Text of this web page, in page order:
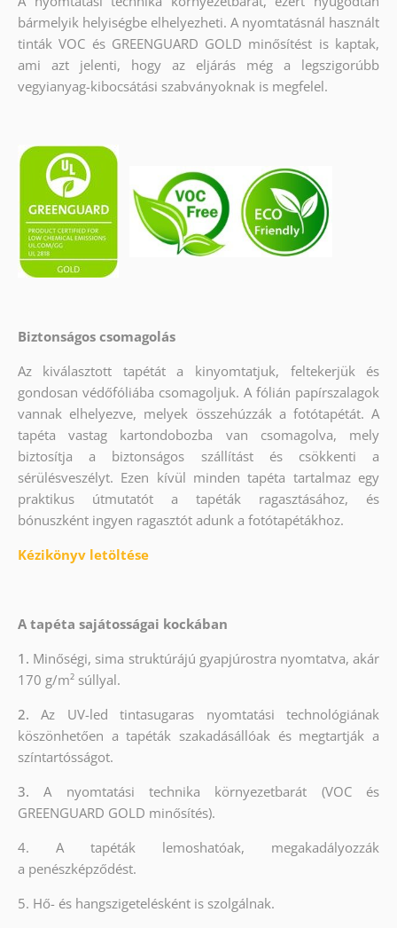
bármelyik helyiségbe elhelyezheti. A nyomtatásnál használt
tinták VOC és GREENGUARD GOLD minősítést is kaptak,
ami azt jelenti, hogy az eljárás még a legszigorúbb
vegyianyag-kibocsátási szabványoknak is megfelel.
Biztonságos csomagolás
Az kiválasztott tapétát a kinyomtatjuk, feltekerjük és
gondosan védőfóliába csomagoljuk. A fólián papírszalagok
vannak elhelyezve, melyek összehúzzák a fotótapétát. A
tapéta vastag kartondobozba van csomagolva, mely
biztosítja a biztonságos szállítást és csökkenti a
sérülésveszélyt. Ezen kívül minden tapéta tartalmaz egy
praktikus útmutatót a tapéták ragasztásához, és
bónuszként ingyen ragasztót adunk a fotótapétákhoz.
Kézikönyv letöltése
A tapéta sajátosságai kockában
1. Minőségi, sima struktúrájú gyapjúrostra nyomtatva, akár
170 g/m² súllyal.
2.Az UV-led tintasugaras nyomtatási technológiának
köszönhetően a tapéták szakadásállóak és megtartják a
színtartósságot.
3.A nyomtatási technika környezetbarát (VOC és
GREENGUARD GOLD minősítés).
4. A tapéták lemoshatóak, megakadályozzák
a penészképződést.
5. Hő- és hangszigetelésként is szolgálnak.